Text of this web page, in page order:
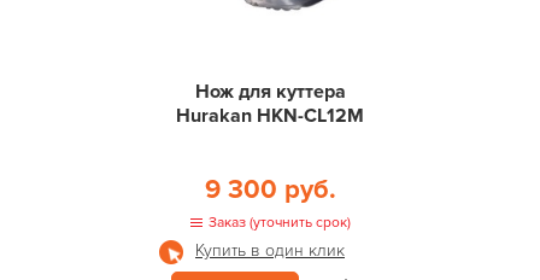
Нож для куттера
Hurakan HKN-CL12M
9 300 руб.
Заказ (уточнить срок)
Купить в один клик